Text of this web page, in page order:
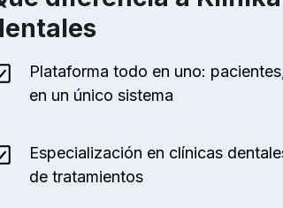
Plataforma todo en uno:
en un único sistema
Especialización en clínicas
de tratamientos